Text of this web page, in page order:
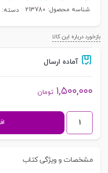
شناسه محصول: 213780 دسته:
بازخورد درباره این کالا
آماده ارسال
۱,۵۰۰,۰۰۰ تومان
مرور
سالانه
اعاده
مشخصات و ویژگی کتاب